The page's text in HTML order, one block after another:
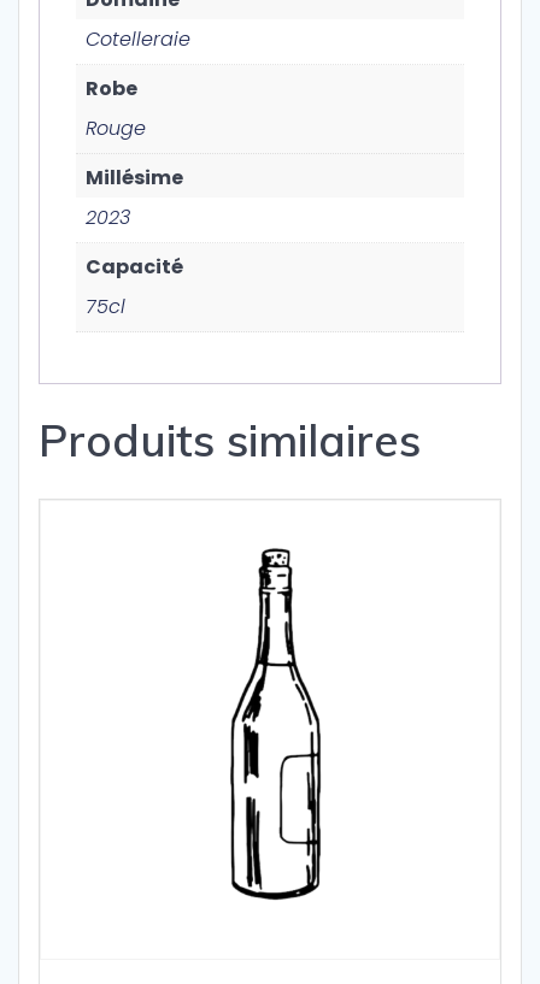
Cotelleraie
Robe
Rouge
Millésime
2023
Capacité
75cl
Produits similaires